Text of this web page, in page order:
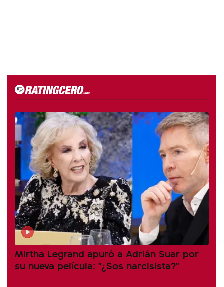
Mirtha Legrand apuró a Adrián Suar por
su nueva película: "¿Sos narcisista?"